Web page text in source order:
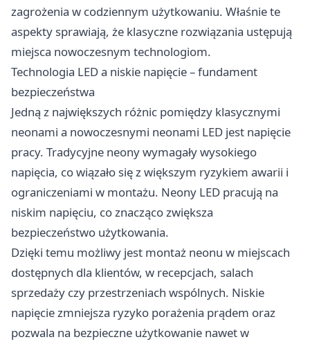
zagrożenia w codziennym użytkowaniu. Właśnie te
aspekty sprawiają, że klasyczne rozwiązania ustępują
miejsca nowoczesnym technologiom.
Technologia LED a niskie napięcie – fundament
bezpieczeństwa
Jedną z największych różnic pomiędzy klasycznymi
neonami a nowoczesnymi neonami LED jest napięcie
pracy. Tradycyjne neony wymagały wysokiego
napięcia, co wiązało się z większym ryzykiem awarii i
ograniczeniami w montażu. Neony LED pracują na
niskim napięciu, co znacząco zwiększa
bezpieczeństwo użytkowania.
Dzięki temu możliwy jest montaż neonu w miejscach
dostępnych dla klientów, w recepcjach, salach
sprzedaży czy przestrzeniach wspólnych. Niskie
napięcie zmniejsza ryzyko porażenia prądem oraz
pozwala na bezpieczne użytkowanie nawet w